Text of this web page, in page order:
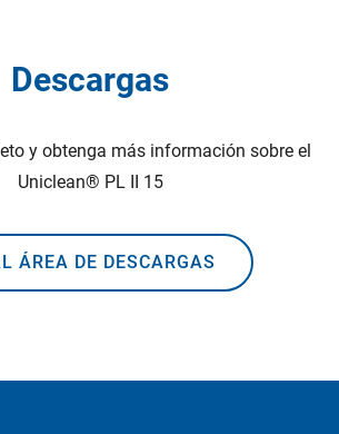
Descargas
y obtenga más información sobre el
Uniclean® PL II 15
ÁREA DE DESCARGAS